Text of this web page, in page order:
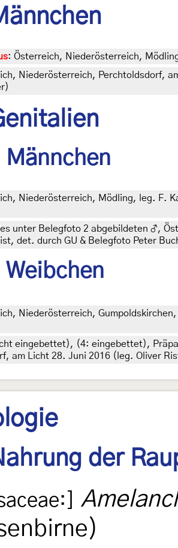
: Österreich, Niederösterreich,
Niederösterreich, Perchtoldsdorf,
Niederösterreich, Mödling, leg. F.
unter Belegfoto 2 abgebildeten ♂,
det. durch GU & Belegfoto Peter
Niederösterreich,
eingebettet), (4: eingebettet),
am Licht 28. Juni 2016 (leg. Oliver
der